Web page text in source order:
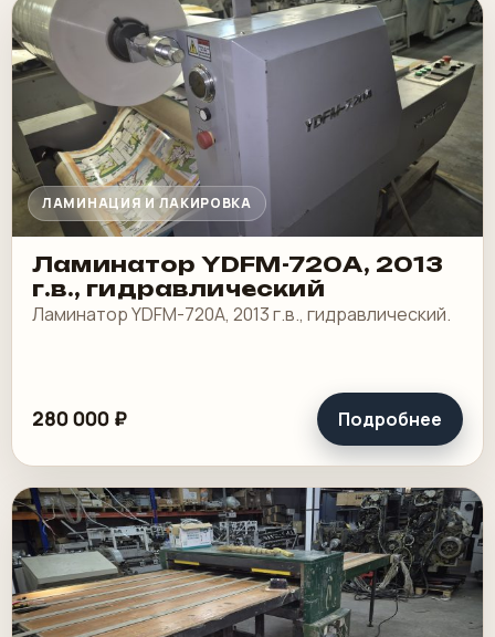
ЛАМИНАЦИЯ И ЛАКИРОВКА
Ламинатор YDFM-720А, 2013
г.в., гидравлический
Ламинатор YDFM-720А, 2013 г.в., гидравлический.
280 000 ₽ Подробнее